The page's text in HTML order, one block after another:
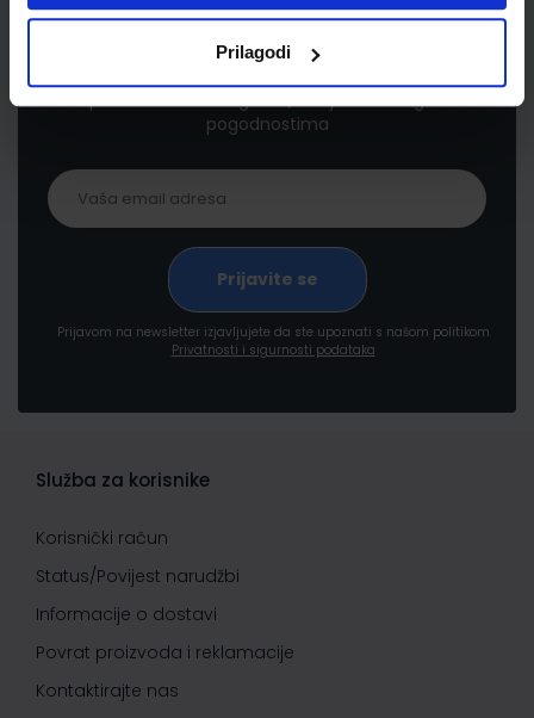
Prilagodi
Newsletter prijava
proizvodima i uslugama, akcijama i drugim
pogodnostima
Prijavom na newsletter izjavljujete da ste upoznati s našom politikom
Privatnosti i sigurnosti podataka
Služba za korisnike
Korisnički račun
Status/Povijest narudžbi
Informacije o dostavi
Povrat proizvoda i reklamacije
Kontaktirajte nas